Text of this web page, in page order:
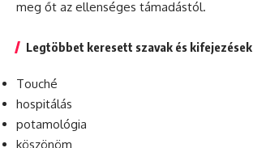
meg őt az ellenséges támadástól.
Legtöbbet keresett szavak és kifejezések
Touché
hospitálás
potamológia
köszönöm